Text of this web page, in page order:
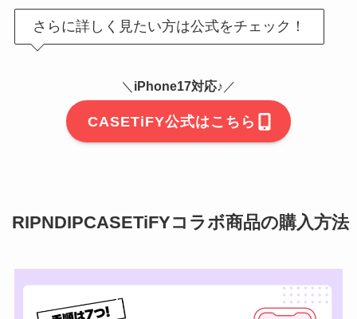
さらに詳しく見たい方は公式をチェック！
＼ iPhone17対応♪ ／
CASETiFY公式はこちら
RIPNDIPCASETiFYコラボ商品の購入方法